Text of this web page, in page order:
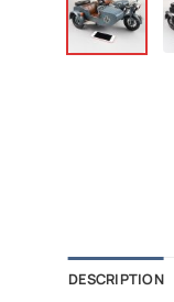
DESCRIPTION